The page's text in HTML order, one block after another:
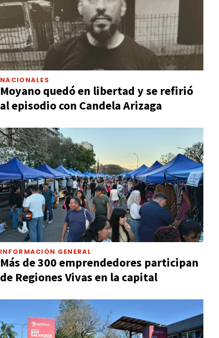
NACIONALES
Moyano quedó en libertad y se refirió
al episodio con Candela Arizaga
INFORMACIÓN GENERAL
Más de 300 emprendedores participan
de Regiones Vivas en la capital